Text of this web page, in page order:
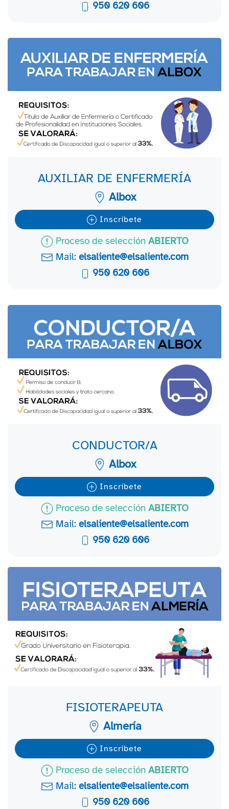
950 620 606
AUXILIAR DE ENFERMERÍA
Albox
Inscríbete
Proceso de selección ABIERTO
Mail: elsaliente@elsaliente.com
950 620 606
CONDUCTOR/A
Albox
Inscríbete
Proceso de selección ABIERTO
Mail: elsaliente@elsaliente.com
950 620 606
FISIOTERAPEUTA
Almería
Inscríbete
Proceso de selección ABIERTO
Mail: elsaliente@elsaliente.com
950 620 606